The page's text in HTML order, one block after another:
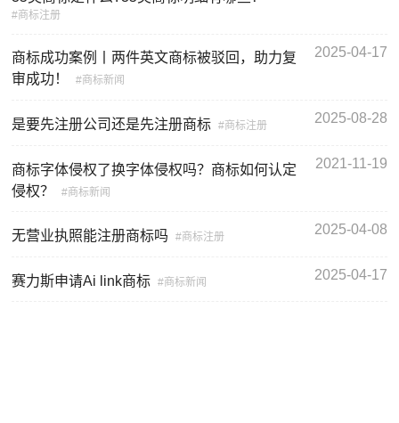
商标注册
商标成功案例丨两件英文商标被驳回，助力复
审成功！
商标新闻
2025-04-17
是要先注册公司还是先注册商标 商标注册 2025-08-28
商标字体侵权了换字体侵权吗？商标如何认定
侵权？
商标新闻
2021-11-19
无营业执照能注册商标吗 商标注册 2025-04-08
赛力斯申请Ai link商标 商标新闻 2025-04-17